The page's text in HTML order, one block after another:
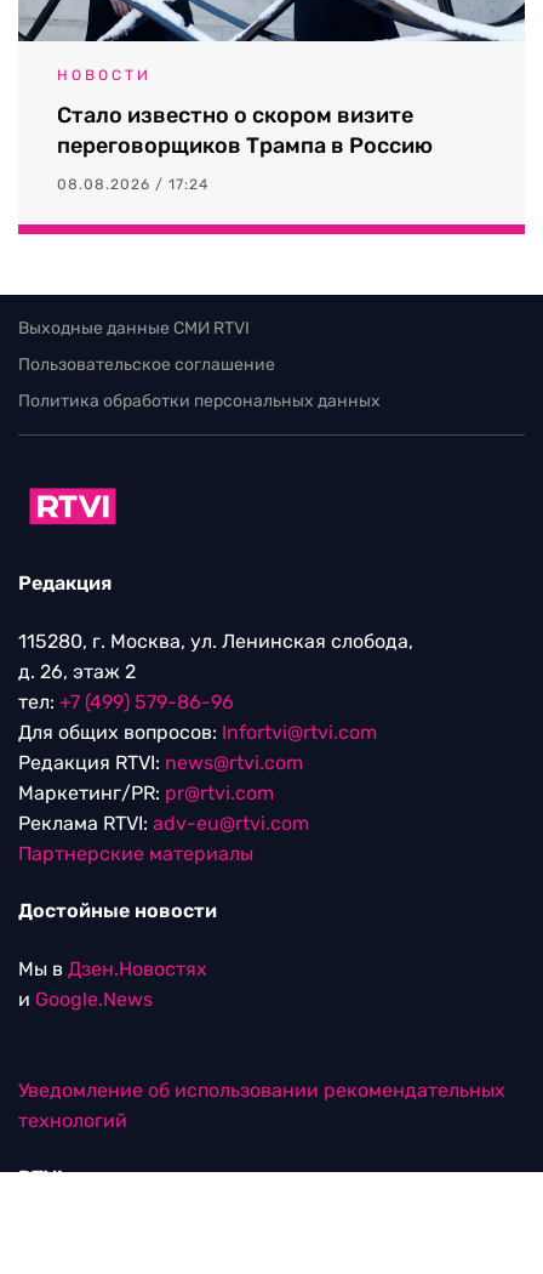
НОВОСТИ
Стало известно о скором визите
переговорщиков Трампа в Россию
08.08.2026 / 17:24
Выходные данные СМИ RTVI
Пользовательское соглашение
Политика обработки персональных данных
Редакция
115280, г. Москва, ул. Ленинская слобода,
д. 26, этаж 2
тел: +7 (499) 579-86-96
Для общих вопросов: Infortvi@rtvi.com
Редакция RTVI: news@rtvi.com
Маркетинг/PR: pr@rtvi.com
Реклама RTVI: adv-eu@rtvi.com
Партнерские материалы
Достойные новости
Мы в Дзен.Новостях
и Google.News
Уведомление об использовании рекомендательных
технологий
RTVI в соцсетях